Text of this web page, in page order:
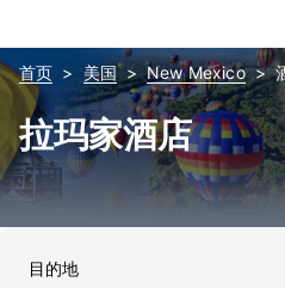
首页 美国 New Mexico
拉玛家酒店
目的地